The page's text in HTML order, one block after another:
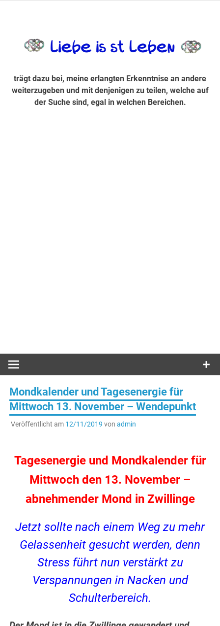
Suche sind, egal in welchen Bereichen.
trägt dazu bei, meine erlangten Erkenntnise an andere
weiterzugeben und mit denjenigen zu teilen, welche auf
der Suche sind, egal in welchen Bereichen.
Mondkalender und Tagesenergie für
Mittwoch 13. November – Wendepunkt
Veröffentlicht am 12/11/2019 von admin
Tagesenergie und Mondkalender für
Mittwoch den 13. November –
abnehmender Mond in Zwillinge
Jetzt sollte nach einem Weg zu mehr
Gelassenheit gesucht werden, denn
Stress führt nun verstärkt zu
Verspannungen in Nacken und
Schulterbereich.